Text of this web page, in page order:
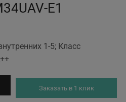
E1
1-5; Класс
Заказать в 1 клик